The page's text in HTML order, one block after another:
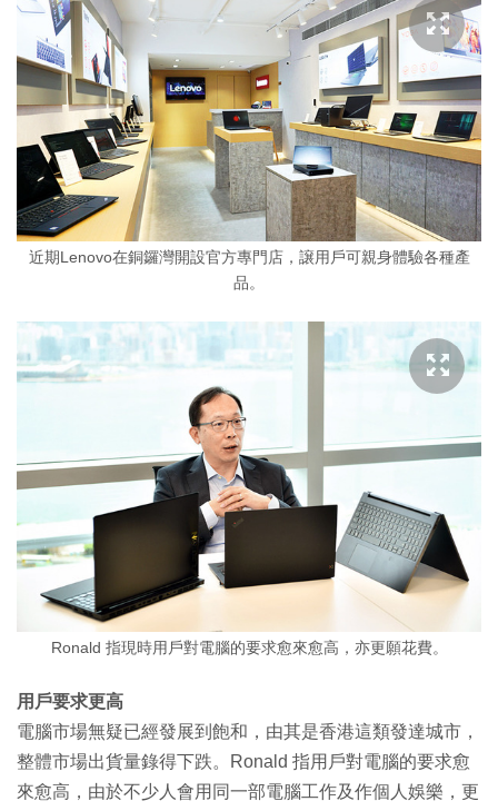
近期Lenovo在銅鑼灣開設官方專門店，譲用戶可親身體驗各種產
品。
Ronald 指現時用戶對電腦的要求愈來愈高，亦更願花費。
用戶要求更高
電腦市場無疑已經發展到飽和，由其是香港這類發達城市，
整體市場出貨量錄得下跌。Ronald 指用戶對電腦的要求愈
來愈高，由於不少人會用同一部電腦工作及作個人娛樂，更